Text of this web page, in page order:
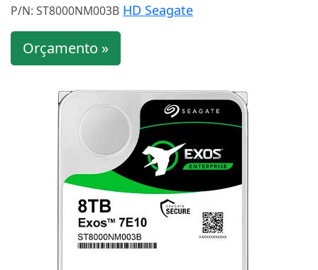
P/N: ST8000NM003B HD Seagate
Orçamento »